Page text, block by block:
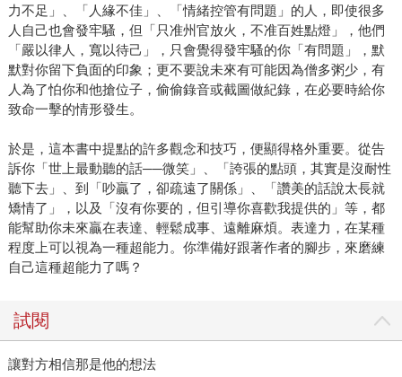
力不足」、「人緣不佳」、「情緒控管有問題」的人，即使很多
人自己也會發牢騷，但「只准州官放火，不准百姓點燈」，他們
「嚴以律人，寬以待己」，只會覺得發牢騷的你「有問題」，默
默對你留下負面的印象；更不要說未來有可能因為僧多粥少，有
人為了怕你和他搶位子，偷偷錄音或截圖做紀錄，在必要時給你
致命一擊的情形發生。
於是，這本書中提點的許多觀念和技巧，便顯得格外重要。從告
訴你「世上最動聽的話──微笑」、「誇張的點頭，其實是沒耐性
聽下去」、到「吵贏了，卻疏遠了關係」、「讚美的話說太長就
矯情了」，以及「沒有你要的，但引導你喜歡我提供的」等，都
能幫助你未來贏在表達、輕鬆成事、遠離麻煩。表達力，在某種
程度上可以視為一種超能力。你準備好跟著作者的腳步，來磨練
自己這種超能力了嗎？
試閱
讓對方相信那是他的想法